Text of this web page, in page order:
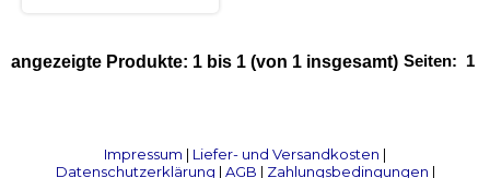
Seiten: 1
angezeigte Produkte: 1 bis 1 (von 1 insgesamt)
Impressum | Liefer- und Versandkosten |
Datenschutzerklärung | AGB | Zahlungsbedingungen |